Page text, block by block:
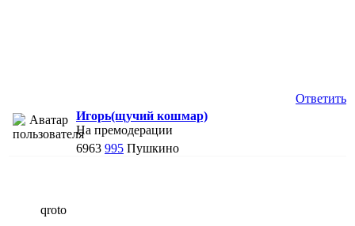
Ответить
Игорь(щучий кошмар)
На премодерации
6963 995 Пушкино
qroto